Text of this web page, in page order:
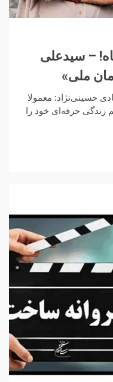
– سیدعلی
ملی»
آرمان ملی- هادی حسینی‌نژاد: معمولا
زندگی حرفه‌ای خود را